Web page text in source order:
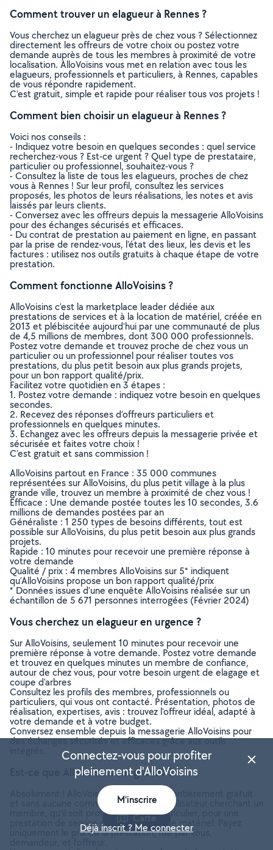
Comment trouver un elagueur à Rennes ?
Vous cherchez un elagueur près de chez vous ? Sélectionnez
directement les offreurs de votre choix ou postez votre
demande auprès de tous les membres à proximité de votre
localisation. AlloVoisins vous met en relation avec tous les
elagueurs, professionnels et particuliers, à Rennes, capables
de vous répondre rapidement.
C’est gratuit, simple et rapide pour réaliser tous vos projets !
Comment bien choisir un elagueur à Rennes ?
Voici nos conseils :
- Indiquez votre besoin en quelques secondes : quel service
recherchez-vous ? Est-ce urgent ? Quel type de prestataire,
particulier ou professionnel, souhaitez-vous ?
- Consultez la liste de tous les elagueurs, proches de chez
vous à Rennes ! Sur leur profil, consultez les services
proposés, les photos de leurs réalisations, les notes et avis
laissés par leurs clients.
- Conversez avec les offreurs depuis la messagerie AlloVoisins
pour des échanges sécurisés et efficaces.
- Du contrat de prestation au paiement en ligne, en passant
par la prise de rendez-vous, l’état des lieux, les devis et les
factures : utilisez nos outils gratuits à chaque étape de votre
prestation.
Comment fonctionne AlloVoisins ?
AlloVoisins c’est la marketplace leader dédiée aux
prestations de services et à la location de matériel, créée en
2013 et plébiscitée aujourd’hui par une communauté de plus
de 4,5 millions de membres, dont 300 000 professionnels.
Postez votre demande et trouvez proche de chez vous un
particulier ou un professionnel pour réaliser toutes vos
prestations, du plus petit besoin aux plus grands projets,
pour un bon rapport qualité/prix.
Facilitez votre quotidien en 3 étapes :
1. Postez votre demande : indiquez votre besoin en quelques
secondes.
2. Recevez des réponses d’offreurs particuliers et
professionnels en quelques minutes.
3. Echangez avec les offreurs depuis la messagerie privée et
sécurisée et faites votre choix !
C’est gratuit et sans commission !
AlloVoisins partout en France : 35 000 communes
représentées sur AlloVoisins, du plus petit village à la plus
grande ville, trouvez un membre à proximité de chez vous !
Efficace : Une demande postée toutes les 10 secondes, 3.6
millions de demandes postées par an
Généraliste : 1 250 types de besoins différents, tout est
possible sur AlloVoisins, du plus petit besoin aux plus grands
projets.
Rapide : 10 minutes pour recevoir une première réponse à
votre demande
Qualité / prix : 4 membres AlloVoisins sur 5* indiquent
qu’AlloVoisins propose un bon rapport qualité/prix
* Données issues d’une enquête AlloVoisins réalisée sur un
échantillon de 5 671 personnes interrogées (Février 2024)
Vous cherchez un elagueur en urgence ?
Sur AlloVoisins, seulement 10 minutes pour recevoir une
première réponse à votre demande. Postez votre demande
et trouvez en quelques minutes un membre de confiance,
autour de chez vous, pour votre besoin urgent de elagage et
coupe d'arbres
Consultez les profils des membres, professionnels ou
particuliers, qui vous ont contacté. Présentation, photos de
réalisation, expertises, avis : trouvez l'offreur idéal, adapté à
votre demande et à votre budget.
Conversez ensemble depuis la messagerie AlloVoisins pour
des échanges sécurisés et efficaces grâce aux outils
Est-ce que AlloVoisins est gratuit ?
Absolument ! AlloVoisins est un service entièrement gratuit
et sans aucune commission pour tout utilisateur cherchant un
membre, qu’il soit professionnel ou particulier, pour une
prestation de service ou une location de matériel. Payez
uniquement le prix de la prestation, fixé par vous,
Carte
Connectez-vous pour profiter
pleinement d'AlloVoisins
M'inscrire
Déjà inscrit ? Me connecter